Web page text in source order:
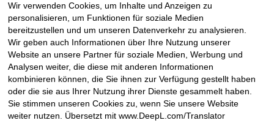
April 2019(5)
März 2019 (1)
November 2018(10)
Oktober 2018(5)
September 2018(1)
Mai 2018
(4)
April 2018 (4)
März 2018(1)
Februar 2018(2)
Dezember 2017 (3)
November 2017(18)
Wir verwenden Cookies, um Inhalte und Anzeigen zu
personalisieren, um Funktionen für soziale Medien
bereitzustellen und um unseren Datenverkehr zu analysieren.
Wir geben auch Informationen über Ihre Nutzung unserer
Website an unsere Partner für soziale Medien, Werbung und
Analysen weiter, die diese mit anderen Informationen
kombinieren können, die Sie ihnen zur Verfügung gestellt haben
oder die sie aus Ihrer Nutzung ihrer Dienste gesammelt haben.
Sie stimmen unseren Cookies zu, wenn Sie unsere Website
weiter nutzen. Übersetzt mit www.DeepL.com/Translator